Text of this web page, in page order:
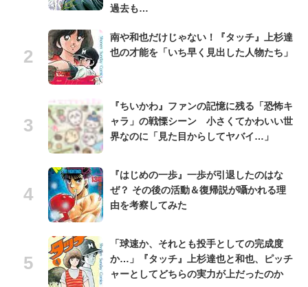
過去も…
南や和也だけじゃない！『タッチ』上杉達
也の才能を「いち早く見出した人物たち」
『ちいかわ』ファンの記憶に残る「恐怖キ
ャラ」の戦慄シーン 小さくてかわいい世
界なのに「見た目からしてヤバイ…」
『はじめの一歩』一歩が引退したのはな
ぜ？ その後の活動＆復帰説が囁かれる理
由を考察してみた
「球速か、それとも投手としての完成度
か…」『タッチ』上杉達也と和也、ピッチ
ャーとしてどちらの実力が上だったのか